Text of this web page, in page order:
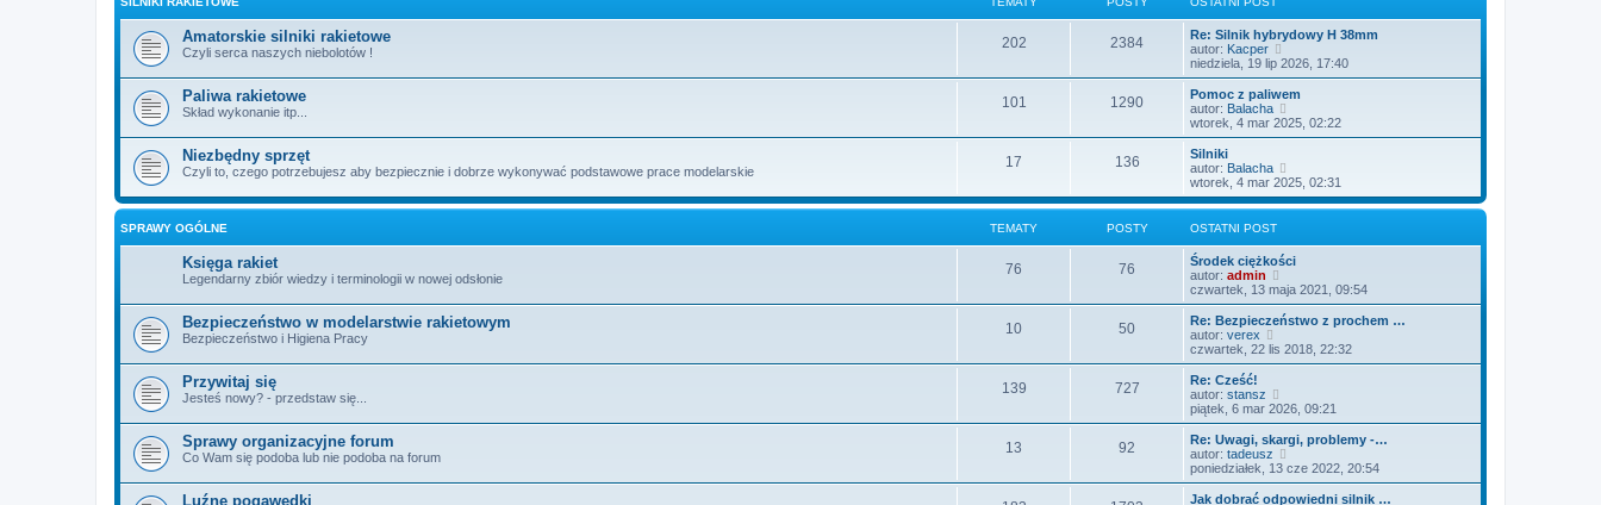
o
s
s
z
p
o
s
j
n
w
s
z
y
p
o
t
l
a
j
w
s
p
o
s
Amatorskie silniki rakietowe
Czyli serca naszych niebolotów !
202 2384
Re: Silnik hybrydowy H 38mm
autor: Kacper
y
ś
w
e
a
j
n
s
z
p
o
s
niedziela, 19 lip 2026, 17:40
Paliwa rakietowe
Skład wykonanie itp...
101 1290
Pomoc z paliwem
autor: Balacha
y
ś
e
l
j
n
w
s
z
p
o
wtorek, 4 mar 2025, 02:22
Niezbędny sprzęt
Czyli to, czego potrzebujesz aby bezpiecznie i dobrze wykonywać podstawowe prace modelarskie
17 136
Silniki
autor: Balacha
y
ś
w
l
a
j
n
w
s
p
o
s
wtorek, 4 mar 2025, 02:31
SPRAWY OGÓLNE TEMATY POSTY OSTATNI POST
Księga rakiet
Legendarny zbiór wiedzy i terminologii w nowej odsłonie
76 76
Środek ciężkości
autor: admin
y
ś
w
e
a
j
o
w
s
z
czwartek, 13 maja 2021, 09:54
Bezpieczeństwo w modelarstwie rakietowym
Bezpieczeństwo i Higiena Pracy
10 50
Re: Bezpieczeństwo z prochem …
autor: verex
y
ś
i
e
n
a
j
czwartek, 22 lis 2018, 22:32
Przywitaj się
Jesteś nowy? - przedstaw się...
139 727
Re: Cześć!
autor: stansz
y
ś
w
i
e
piątek, 6 mar 2026, 09:21
Sprawy organizacyjne forum
Co Wam się podoba lub nie podoba na forum
13 92
Re: Uwagi, skargi, problemy -…
autor: tadeusz
y
ś
w
poniedziałek, 13 cze 2022, 20:54
Luźne pogawędki
Jak dobrać odpowiedni silnik …